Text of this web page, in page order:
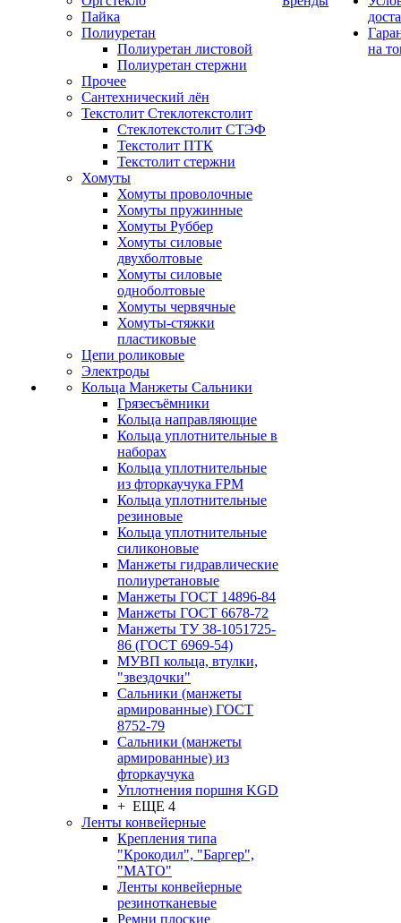
Пайка
Полиуретан
Полиуретан листовой
Полиуретан стержни
Прочее
Сантехнический лён
Текстолит Стеклотекстолит
Стеклотекстолит СТЭФ
Текстолит ПТК
Текстолит стержни
Хомуты
Хомуты проволочные
Хомуты пружинные
Хомуты Руббер
Хомуты силовые
двухболтовые
Хомуты силовые
одноболтовые
Хомуты червячные
Хомуты-стяжки
пластиковые
Цепи роликовые
Электроды
Кольца Манжеты Сальники
Грязесъёмники
Кольца направляющие
Кольца уплотнительные в
наборах
Кольца уплотнительные
из фторкаучука FPM
Кольца уплотнительные
резиновые
Кольца уплотнительные
силиконовые
Манжеты гидравлические
полиуретановые
Манжеты ГОСТ 14896-84
Манжеты ГОСТ 6678-72
Манжеты ТУ 38-1051725-
86 (ГОСТ 6969-54)
МУВП кольца, втулки,
"звездочки"
Сальники (манжеты
армированные) ГОСТ
8752-79
Сальники (манжеты
армированные) из
фторкаучука
Уплотнения поршня KGD
+ ЕЩЕ 4
Ленты конвейерные
Крепления типа
"Крокодил", "Баргер",
"МАТО"
Ленты конвейерные
резинотканевые
Ремни плоские
на